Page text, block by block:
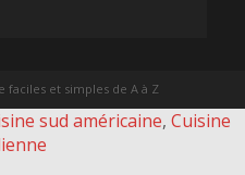
faciles et simples de A à Z
sud américaine, Cuisine